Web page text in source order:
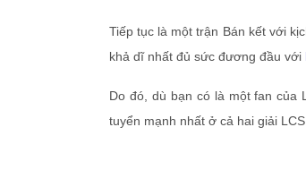
Tiếp tục là một trận Bán kết với
khả dĩ nhất đủ sức đương đầu với
Do đó, dù bạn có là một fan của
tuyển mạnh nhất ở cả hai giải LCS